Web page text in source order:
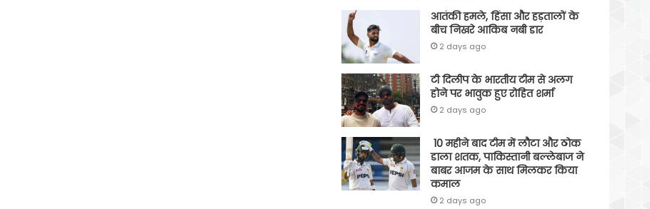
आतंकी हमले, हिंसा और हड़तालों के
बीच निखरे आकिब नबी डार
2 days ago
टी दिलीप के भारतीय टीम से अलग
होने पर भावुक हुए रोहित शर्मा
2 days ago
10 महीने बाद टीम में लौटा और ठोक
डाला शतक, पाकिस्तानी बल्लेबाज ने
बाबर आजम के साथ मिलकर किया
कमाल
2 days ago